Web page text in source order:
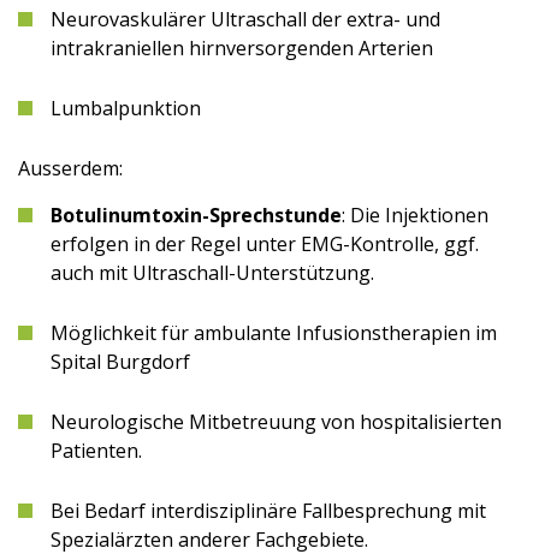
Neurovaskulärer Ultraschall der extra- und
intrakraniellen hirnversorgenden Arterien
Lumbalpunktion
Ausserdem:
Botulinumtoxin-Sprechstunde: Die Injektionen
erfolgen in der Regel unter EMG-Kontrolle, ggf.
auch mit Ultraschall-Unterstützung.
Möglichkeit für ambulante Infusionstherapien im
Spital Burgdorf
Neurologische Mitbetreuung von hospitalisierten
Patienten.
Bei Bedarf interdisziplinäre Fallbesprechung mit
Spezialärzten anderer Fachgebiete.